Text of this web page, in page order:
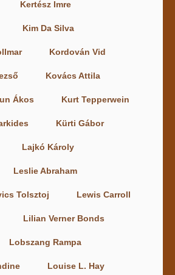
Kertész Imre
Kim Da Silva
Kordován Vid
Kovács Attila
Ákos Kurt Tepperwein
Kürti Gábor
Lajkó Károly
Leslie Abraham
Tolsztoj Lewis Carroll
Lilian Verner Bonds
Lobszang Rampa
Louise L. Hay